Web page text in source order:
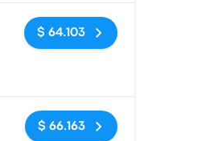
Sin etiquetas
$ 64.103
Sin etiquetas
$ 66.163